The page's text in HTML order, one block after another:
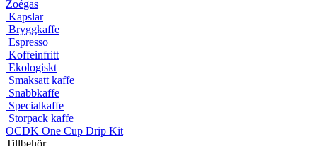
Zoégas
Kapslar
Bryggkaffe
Espresso
Koffeinfritt
Ekologiskt
Smaksatt kaffe
Snabbkaffe
Specialkaffe
Storpack kaffe
OCDK One Cup Drip Kit
Tillbehör